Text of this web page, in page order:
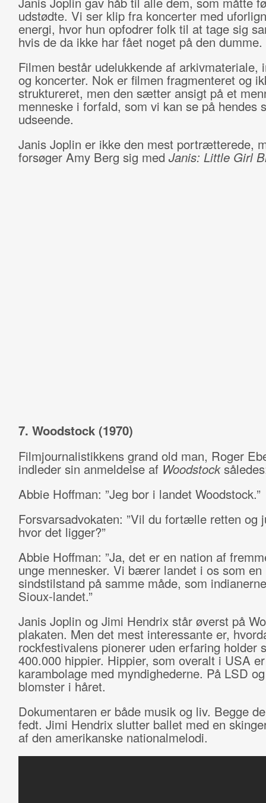
udstødte. Vi ser klip fra koncerter med
energi, hvor hun opfodrer folk til at tage sig
hvis de da ikke har fået noget på den dumme.
Filmen består udelukkende af arkivmateriale,
og koncerter. Nok er filmen fragmenteret og
struktureret, men den sætter ansigt på et
menneske i forfald, som vi kan se på hendes
udseende.
Janis Joplin er ikke den mest portrætterede,
forsøger Amy Berg sig med Janis: Little Girl
7. Woodstock (1970)
Filmjournalistikkens grand old man, Roger
indleder sin anmeldelse af Woodstock
Abbie Hoffman: ”Jeg bor i landet Woodstock.”
Forsvarsadvokaten: ”Vil du fortælle retten og
hvor det ligger?”
Abbie Hoffman: ”Ja, det er en nation af
unge mennesker. Vi bærer landet i os som en
sindstilstand på samme måde, som
Sioux-landet.”
Janis Joplin og Jimi Hendrix står øverst på
plakaten. Men det mest interessante er,
rockfestivalens pionerer uden erfaring holder
400.000 hippier. Hippier, som overalt i USA
karambolage med myndighederne. På LSD
blomster i håret.
Dokumentaren er både musik og liv. Begge
fedt. Jimi Hendrix slutter ballet med en
af den amerikanske nationalmelodi.